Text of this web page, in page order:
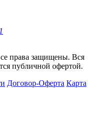
права защищены. Вся
публичной офертой.
Договор-Оферта Карта